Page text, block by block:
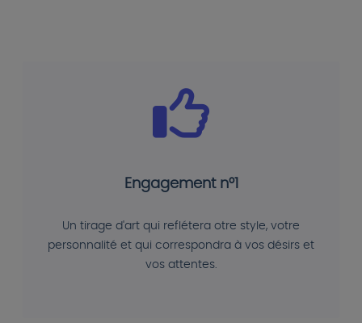
Engagement n°1
Un tirage d'art qui reflétera otre style, votre
personnalité et qui correspondra à vos désirs et
vos attentes.